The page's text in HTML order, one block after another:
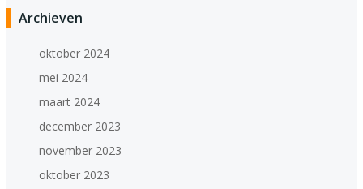
Archieven
oktober 2024
mei 2024
maart 2024
december 2023
november 2023
oktober 2023